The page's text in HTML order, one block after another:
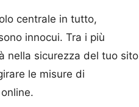
centrale in tutto,
innocui. Tra i più
nella sicurezza del tuo sito
le misure di